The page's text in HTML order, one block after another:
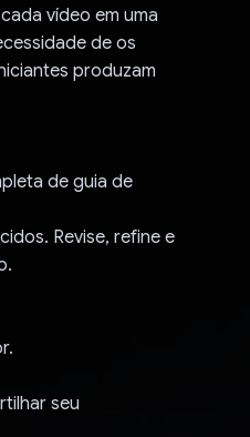
vídeo em uma
de os
produzam
de guia de
Revise, refine e
seu